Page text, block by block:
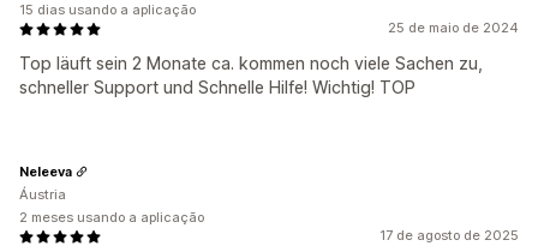
25 de maio de 2024
Top läuft sein 2 Monate ca. kommen noch viele Sachen zu,
schneller Support und Schnelle Hilfe! Wichtig! TOP
15 dias usando a aplicação
17 de agosto de 2025
Neleeva
Áustria
2 meses usando a aplicação